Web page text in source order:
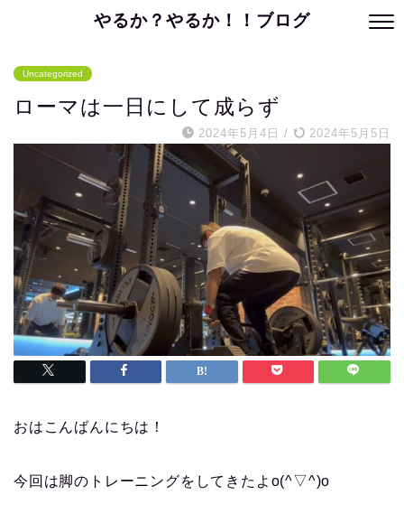
やるか？やるか！！ブログ
Uncategorized
ローマは一日にして成らず
2024年5月4日 / 2024年5月5日
おはこんばんにちは！
今回は脚のトレーニングをしてきたよo(^▽^)o